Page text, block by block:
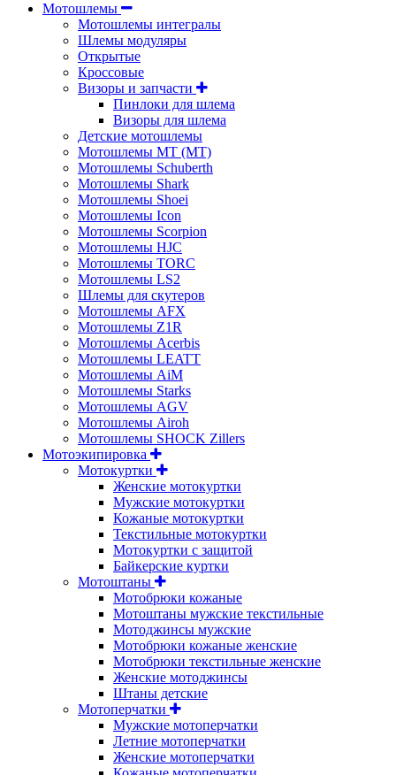
Мотошлемы
Мотошлемы интегралы
Шлемы модуляры
Открытые
Кросcовые
Визоры и запчасти
Пинлоки для шлема
Визоры для шлема
Детские мотошлемы
Мотошлемы MT (МТ)
Мотошлемы Schuberth
Мотошлемы Shark
Мотошлемы Shoei
Мотошлемы Icon
Мотошлемы Scorpion
Мотошлемы HJC
Мотошлемы TORC
Мотошлемы LS2
Шлемы для скутеров
Мотошлемы AFX
Мотошлемы Z1R
Мотошлемы Acerbis
Мотошлемы LEATT
Мотошлемы AiM
Мотошлемы Starks
Мотошлемы AGV
Мотошлемы Airoh
Мотошлемы SHOCK Zillers
Мотоэкипировка
Мотокуртки
Женские мотокуртки
Мужские мотокуртки
Кожаные мотокуртки
Текстильные мотокуртки
Мотокуртки с защитой
Байкерские куртки
Мотоштаны
Мотобрюки кожаные
Мотоштаны мужские текстильные
Мотоджинсы мужские
Мотобрюки кожаные женские
Мотобрюки текстильные женские
Женские мотоджинсы
Штаны детские
Мотоперчатки
Мужские мотоперчатки
Летние мотоперчатки
Женские мотоперчатки